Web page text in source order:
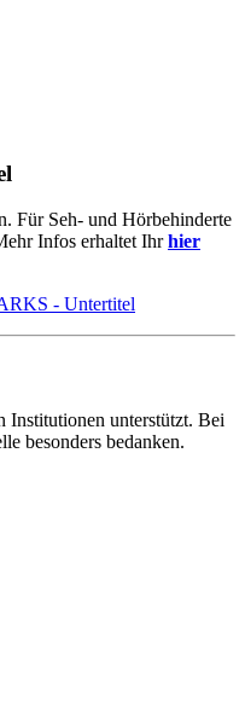
Für Seh- und Hörbehinderte
Infos erhaltet Ihrhier
unterstützt. Bei
besonders bedanken.